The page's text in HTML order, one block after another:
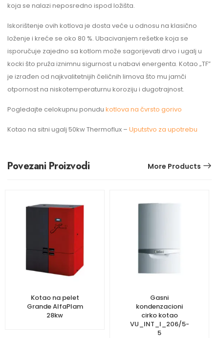
koja se nalazi neposredno ispod ložišta.
Iskorištenje ovih kotlova je dosta veće u odnosu na klasično
loženje i kreće se oko 80 %. Ubacivanjem rešetke koja se
isporučuje zajedno sa kotlom može sagorijevati drvo i ugalj u
kocki što pruža iznimnu sigurnost u nabavi energenta. Kotao „TF”
je izrađen od najkvalitetnijih čeličnih limova što mu jamči
otpornost na niskotemperaturnu koroziju i dugotrajnost.
Pogledajte celokupnu ponudu kotlova na čvrsto gorivo
Kotao na sitni ugalj 50kw Thermoflux – Uputstvo za upotrebu
Povezani Proizvodi More Products
Kotao na pelet
Grande AlfaPlam
28kw
Gasni
kondenzacioni
cirko kotao
VU_INT_I_206/5-
5